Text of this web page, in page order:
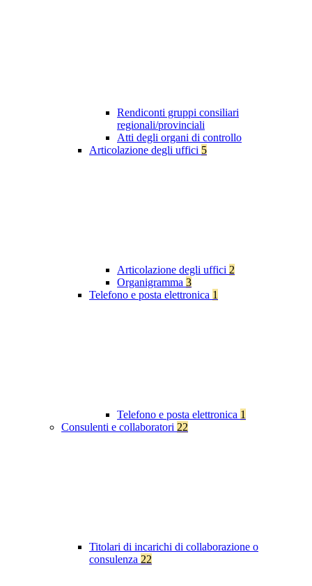
Rendiconti gruppi consiliari
regionali/provinciali
Atti degli organi di controllo
Articolazione degli uffici 5
Articolazione degli uffici 2
Organigramma 3
Telefono e posta elettronica 1
Telefono e posta elettronica 1
Consulenti e collaboratori 22
Titolari di incarichi di collaborazione o
consulenza 22